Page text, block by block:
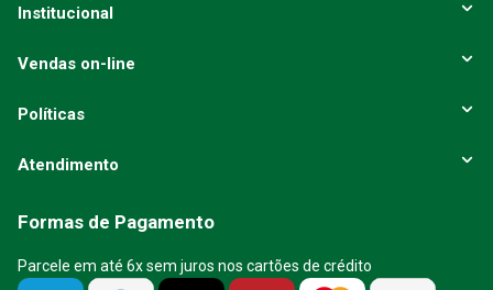
Institucional
Vendas on-line
Políticas
Atendimento
Formas de Pagamento
Parcele em até 6x sem juros nos cartões de crédito